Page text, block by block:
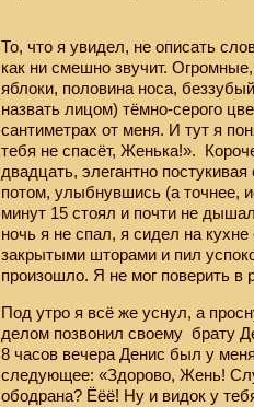
То, что я увидел, не описать
как ни смешно звучит.
яблоки, половина носа,
назвать лицом) тёмно-серого
сантиметрах от меня. И тут я
тебя не спасёт, Женька!».
двадцать, элегантно
потом, улыбнувшись (а точнее,
минут 15 стоял и почти не
ночь я не спал, я сидел на
закрытыми шторами и пил
произошло. Я не мог поверить в
Под утро я всё же уснул, а
делом позвонил своему брату
8 часов вечера Денис был у
следующее: «Здорово, Жень!
ободрана? Ёёё! Ну и видок у